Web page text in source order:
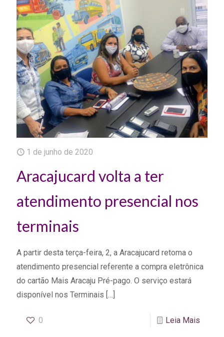
1 de junho de 2020
Aracajucard volta a ter
atendimento presencial nos
terminais
A partir desta terça-feira, 2, a Aracajucard retoma o
atendimento presencial referente a compra eletrônica
do cartão Mais Aracaju Pré-pago. O serviço estará
disponível nos Terminais […]
0 Leia Mais